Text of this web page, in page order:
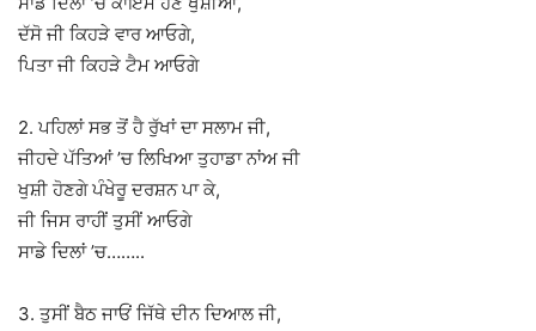
ਦੱਸੋ ਜੀ ਕਿਹੜੇ ਵਾਰ ਆਓਗੇ,
ਪਿਤਾ ਜੀ ਕਿਹੜੇ ਟੈਮ ਆਓਗੇ
2. ਪਹਿਲਾਂ ਸਭ ਤੋਂ ਹੈ ਰੁੱਖਾਂ ਦਾ ਸਲਾਮ ਜੀ,
ਜੀਹਦੇ ਪੱਤਿਆਂ ’ਚ ਲਿਖਿਆ ਤੁਹਾਡਾ ਨਾਂਅ ਜੀ
ਖੁਸ਼ੀ ਹੋਣਗੇ ਪੰਖੇਰੂ ਦਰਸ਼ਨ ਪਾ ਕੇ,
ਜੀ ਜਿਸ ਰਾਹੀਂ ਤੁਸੀਂ ਆਓਗੇ
ਸਾਡੇ ਦਿਲਾਂ ’ਚ……..
3. ਤੁਸੀਂ ਬੈਠ ਜਾਓਂ ਜਿੱਥੇ ਦੀਨ ਦਿਆਲ ਜੀ,